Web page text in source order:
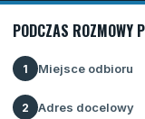
PODCZAS ROZMOWY
1 Miejsce odbioru
2 Adres docelowy